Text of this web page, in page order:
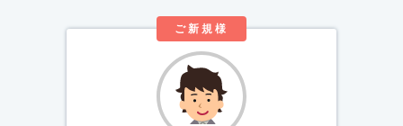
ご新規様